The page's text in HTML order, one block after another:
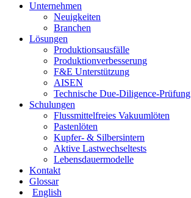
Unternehmen
Neuigkeiten
Branchen
Lösungen
Produktionsausfälle
Produktionverbesserung
F&E Unterstützung
AISEN
Technische Due-Diligence-Prüfung
Schulungen
Flussmittelfreies Vakuumlöten
Pastenlöten
Kupfer- & Silbersintern
Aktive Lastwechseltests
Lebensdauermodelle
Kontakt
Glossar
English